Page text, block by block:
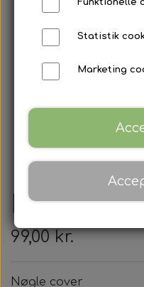
Nøgle
99,00 kr.
Nøgle cover
Funktionelle
Statistik
Marketing